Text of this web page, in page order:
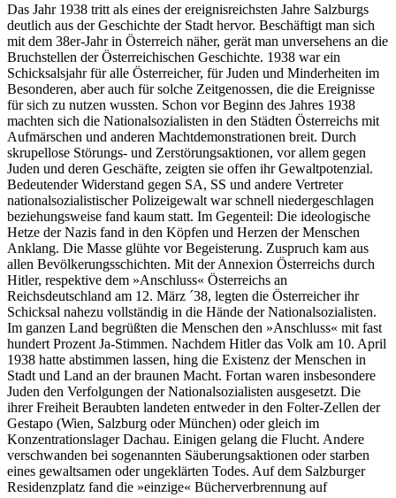
Das Jahr 1938 tritt als eines der ereignisreichsten Jahre Salzburgs
deutlich aus der Geschichte der Stadt hervor. Beschäftigt man sich
mit dem 38er-Jahr in Österreich näher, gerät man unversehens an die
Bruchstellen der Österreichischen Geschichte. 1938 war ein
Schicksalsjahr für alle Österreicher, für Juden und Minderheiten im
Besonderen, aber auch für solche Zeitgenossen, die die Ereignisse
für sich zu nutzen wussten. Schon vor Beginn des Jahres 1938
machten sich die Nationalsozialisten in den Städten Österreichs mit
Aufmärschen und anderen Machtdemonstrationen breit. Durch
skrupellose Störungs- und Zerstörungsaktionen, vor allem gegen
Juden und deren Geschäfte, zeigten sie offen ihr Gewaltpotenzial.
Bedeutender Widerstand gegen SA, SS und andere Vertreter
nationalsozialistischer Polizeigewalt war schnell niedergeschlagen
beziehungsweise fand kaum statt. Im Gegenteil: Die ideologische
Hetze der Nazis fand in den Köpfen und Herzen der Menschen
Anklang. Die Masse glühte vor Begeisterung. Zuspruch kam aus
allen Bevölkerungsschichten. Mit der Annexion Österreichs durch
Hitler, respektive dem »Anschluss« Österreichs an
Reichsdeutschland am 12. März ´38, legten die Österreicher ihr
Schicksal nahezu vollständig in die Hände der Nationalsozialisten.
Im ganzen Land begrüßten die Menschen den »Anschluss« mit fast
hundert Prozent Ja-Stimmen. Nachdem Hitler das Volk am 10. April
1938 hatte abstimmen lassen, hing die Existenz der Menschen in
Stadt und Land an der braunen Macht. Fortan waren insbesondere
Juden den Verfolgungen der Nationalsozialisten ausgesetzt. Die
ihrer Freiheit Beraubten landeten entweder in den Folter-Zellen der
Gestapo (Wien, Salzburg oder München) oder gleich im
Konzentrationslager Dachau. Einigen gelang die Flucht. Andere
verschwanden bei sogenannten Säuberungsaktionen oder starben
eines gewaltsamen oder ungeklärten Todes. Auf dem Salzburger
Residenzplatz fand die »einzige« Bücherverbrennung auf